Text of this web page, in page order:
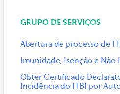
GRUPO DE SERVIÇOS
Abertura de processo de
Imunidade, Isenção e Não
Obter Certificado
Incidência do ITBI por